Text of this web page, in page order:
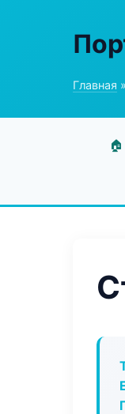
Главная »